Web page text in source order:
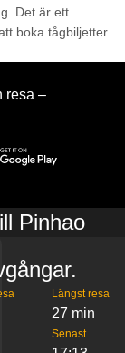
Det är ett
boka tågbiljetter
resa –
Pinhao
Längst resa
27 min
Senast